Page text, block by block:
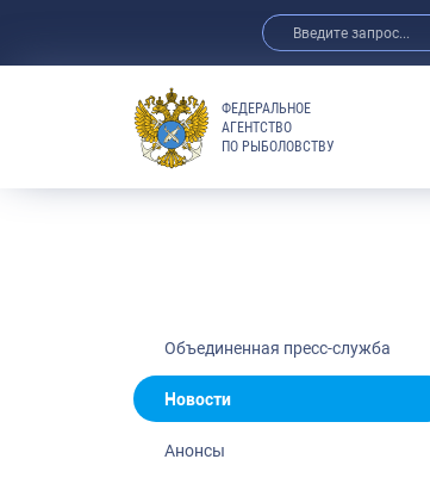
ФЕДЕРАЛЬНОЕ
АГЕНТСТВО
ПО РЫБОЛОВСТВУ
Объединенная пресс-служба
Новости
Анонсы